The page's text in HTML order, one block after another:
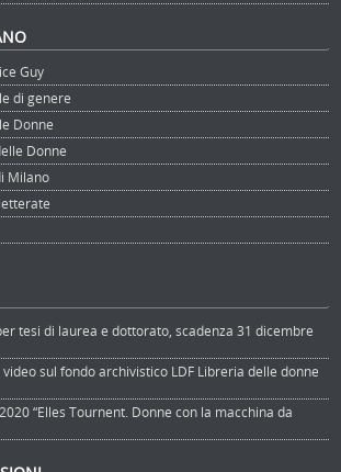
Guy
di genere
Donne
Donne
Milano
tesi di laurea e dottorato, scadenza 31 dicembre
sul fondo archivistico LDF Libreria delle donne
“Elles Tournent. Donne con la macchina da